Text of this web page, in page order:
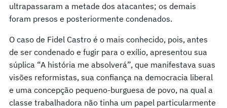
ultrapassaram a metade dos atacantes; os demais
foram presos e posteriormente condenados.
O caso de Fidel Castro é o mais conhecido, pois, antes
de ser condenado e fugir para o exílio, apresentou sua
súplica “A história me absolverá”, que manifestava suas
visões reformistas, sua confiança na democracia liberal
e uma concepção pequeno-burguesa de povo, na qual a
classe trabalhadora não tinha um papel particularmente